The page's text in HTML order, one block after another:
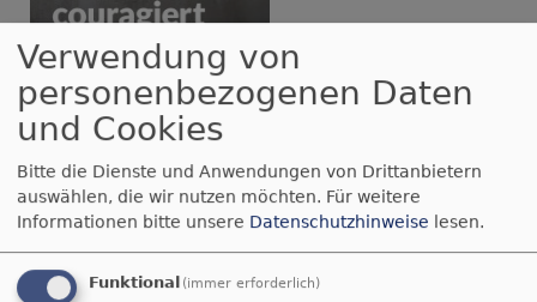
Bildrechte Ökumenische FriedensDekade
Jahresmotto„couragiert widerständig“der
FriedensDekade 2026setzt mit dem Siegermotiv
vonOlaf Warburgein starkes Zeichen für
Freiheit: Zwei Friedenstauben durchbrechen
Gitterstäbe als Symbol für den Ausbruch aus der
Verwendung von
personenbezogenen Daten
und Cookies
Bitte die Dienste und Anwendungen von Drittanbietern
auswählen, die wir nutzen möchten. Für weitere
Informationen bitte unsere Datenschutzhinweise lesen.
Funktional (immer erforderlich)